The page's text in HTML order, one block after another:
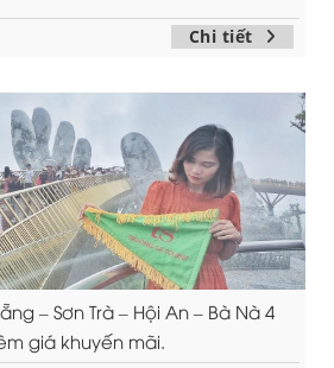
Chi tiết
– Sơn Trà – Hội An – Bà Nà 4
giá khuyến mãi.